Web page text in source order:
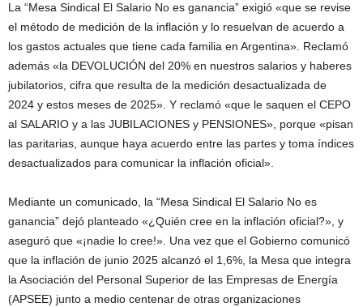
La “Mesa Sindical El Salario No es ganancia” exigió «que se revise
el método de medición de la inflación y lo resuelvan de acuerdo a
los gastos actuales que tiene cada familia en Argentina». Reclamó
además «la DEVOLUCIÓN del 20% en nuestros salarios y haberes
jubilatorios, cifra que resulta de la medición desactualizada de
2024 y estos meses de 2025». Y reclamó «que le saquen el CEPO
al SALARIO y a las JUBILACIONES y PENSIONES», porque «pisan
las paritarias, aunque haya acuerdo entre las partes y toma índices
desactualizados para comunicar la inflación oficial».
Mediante un comunicado, la “Mesa Sindical El Salario No es
ganancia” dejó planteado «¿Quién cree en la inflación oficial?», y
aseguró que «¡nadie lo cree!». Una vez que el Gobierno comunicó
que la inflación de junio 2025 alcanzó el 1,6%, la Mesa que integra
la Asociación del Personal Superior de las Empresas de Energía
(APSEE) junto a medio centenar de otras organizaciones